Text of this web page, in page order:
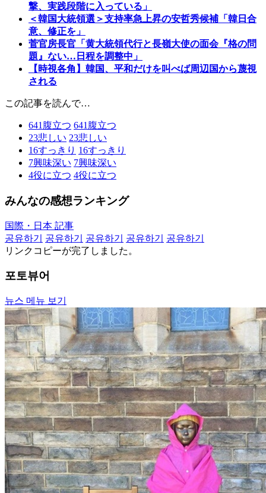
撃、実践段階に入っている」
＜韓国大統領選＞支持率急上昇の安哲秀候補「韓日合
意、修正を」
菅官房長官「黄大統領代行と長嶺大使の面会『格の問
題』ない…日程を調整中」
【時視各角】韓国、平和だけを叫べば周辺国から蔑視
される
この記事を読んで…
641 腹立つ 641 腹立つ
23悲しい 23悲しい
16すっきり 16すっきり
7興味深い 7興味深い
4役に立つ 4役に立つ
みんなの感想ランキング
国際・日本 記事
공유하기
공유하기 공유하기 공유하기
공유하기
リンクコピーが完了しました。
포토뷰어
뉴스 메뉴 보기